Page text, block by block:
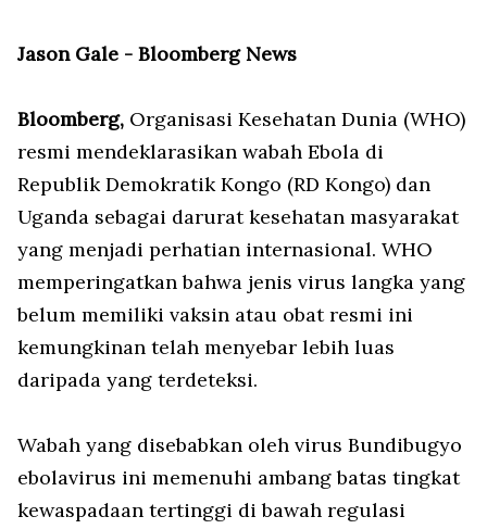
Jason Gale - Bloomberg News
Bloomberg, Organisasi Kesehatan Dunia (WHO)
resmi mendeklarasikan wabah Ebola di
Republik Demokratik Kongo (RD Kongo) dan
Uganda sebagai darurat kesehatan masyarakat
yang menjadi perhatian internasional. WHO
memperingatkan bahwa jenis virus langka yang
belum memiliki vaksin atau obat resmi ini
kemungkinan telah menyebar lebih luas
daripada yang terdeteksi.
Wabah yang disebabkan oleh virus Bundibugyo
ebolavirus ini memenuhi ambang batas tingkat
kewaspadaan tertinggi di bawah regulasi